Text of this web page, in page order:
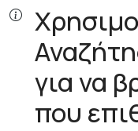
για να
που